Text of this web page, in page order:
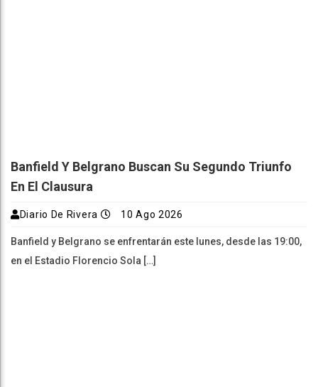
Banfield Y Belgrano Buscan Su Segundo Triunfo
En El Clausura
Diario De Rivera 10 Ago 2026
Banfield y Belgrano se enfrentarán este lunes, desde las 19:00,
en el Estadio Florencio Sola […]